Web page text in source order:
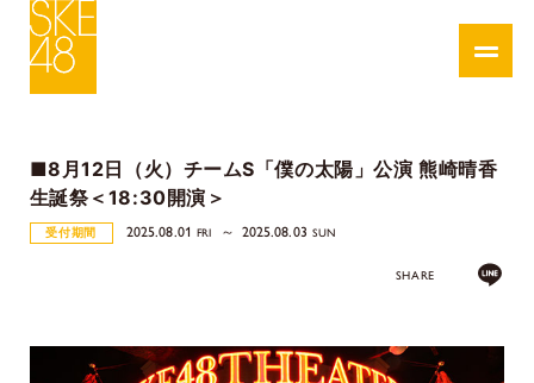
■8月12日（火）チームS「僕の太陽」公演 熊崎晴香
生誕祭＜18:30開演＞
受付期間 2025.08.01 FRI 2025.08.03 SUN
SHARE